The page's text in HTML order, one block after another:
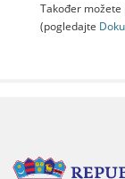
Također
(pogledajte